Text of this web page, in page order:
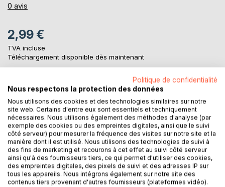
0%
0 avis
2,99 €
TVA incluse
Téléchargement disponible dès maintenant
AJOUTER AU PANIER
Ajouter à ma liste d'envies
Laisser un avis
Politique de confidentialité
Nous respectons la protection des données
Nous utilisons des cookies et des technologies similaires sur notre
site web. Certains d'entre eux sont essentiels et techniquement
nécessaires. Nous utilisons également des méthodes d'analyse (par
exemple des cookies ou des empreintes digitales, ainsi que le suivi
côté serveur) pour mesurer la fréquence des visites sur notre site et la
manière dont il est utilisé. Nous utilisons des technologies de suivi à
des fins de marketing et recourons à cet effet au suivi côté serveur
ainsi qu'à des fournisseurs tiers, ce qui permet d'utiliser des cookies,
des empreintes digitales, des pixels de suivi et des adresses IP sur
tous les appareils. Nous intégrons également sur notre site des
contenus tiers provenant d'autres fournisseurs (plateformes vidéo).